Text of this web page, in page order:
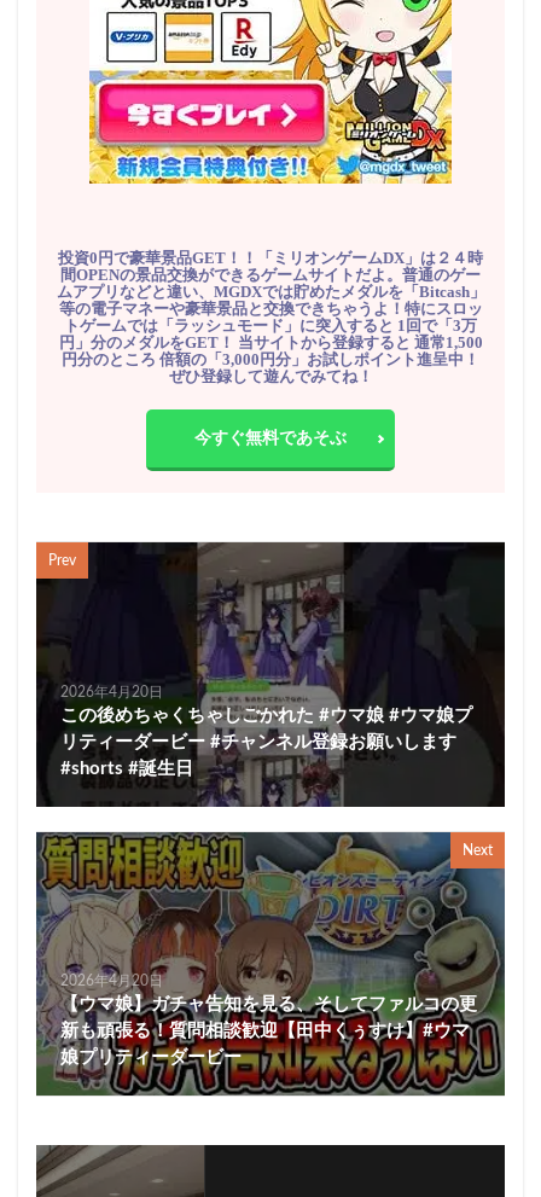
投資0円で豪華景品GET！！「ミリオンゲームDX」は２４時
間OPENの景品交換ができるゲームサイトだよ。普通のゲー
ムアプリなどと違い、MGDXでは貯めたメダルを「Bitcash」
等の電子マネーや豪華景品と交換できちゃうよ！特にスロッ
トゲームでは「ラッシュモード」に突入すると 1回で「3万
円」分のメダルをGET！ 当サイトから登録すると 通常1,500
円分のところ 倍額の「3,000円分」お試しポイント進呈中！
ぜひ登録して遊んでみてね！
今すぐ無料であそぶ
Prev
2026年4月20日
この後めちゃくちゃしごかれた #ウマ娘 #ウマ娘プ
リティーダービー #チャンネル登録お願いします
#shorts #誕生日
Next
2026年4月20日
【ウマ娘】ガチャ告知を見る、そしてファルコの更
新も頑張る！質問相談歓迎【田中くぅすけ】#ウマ
娘プリティーダービー